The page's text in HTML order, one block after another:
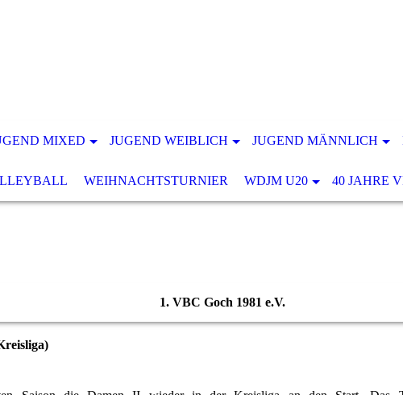
MIXED JUGEND WEIBLICH JUGEND MÄNNLICH
WEIHNACHTSTURNIER WDJM U20 40 JAHRE
1. VBC Goch 1981 e.V.